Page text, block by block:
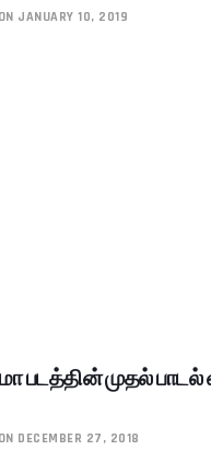
ON JANUARY 10, 2019
படத்தின் முதல் பாடல்
ON DECEMBER 27, 2018